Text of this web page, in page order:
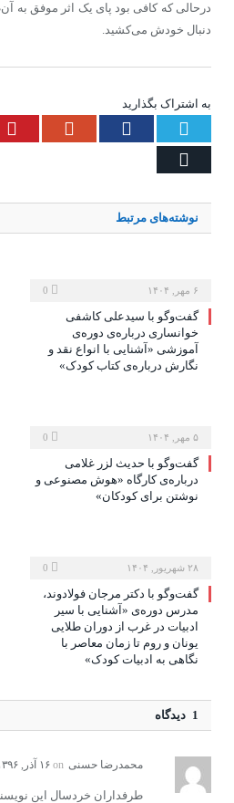
درحالی که کافی‌ بود پای یک اثر موفق به
دنبال خودش می‌کشید.
به اشتراک بگذارید
Twitter
Facebook
Google+
نوشته‌های مرتبط
۶ مهر, ۱۴۰۴
گفت‌وگو با سیدعلی کاشفی
خوانساری درباره‌ی دوره‌ی
آموزشی «آشنایی با انواع نقد و
نگارش درباره‌ی کتاب کودک»
۵ مهر, ۱۴۰۴
گفت‌وگو با حدیث لزر غلامی
درباره‌ی کارگاه «هوش مصنوعی و
نوشتن برای کودکان»
۲۸ شهریور, ۱۴۰۴
گفت‌وگو با دکتر مرجان فولادوند،
مدرس دوره‌ی «آشنایی با سیر
ادبیات در غرب از دوران طلایی
یونان و روم تا زمان معاصر با
نگاهی به ادبیات کودک»
1 دیدگاه
محمدرضا حسنی ۱۶ آذر, ۱۳۹۶ ۱۲:۲۵ ب.ظ
طرفداران خردسال این